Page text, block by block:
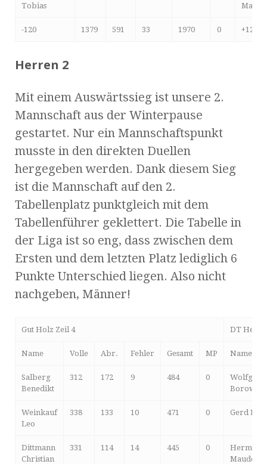
Tobias
-120 1379 591 33 1970 0 +120
Herren 2
Mit einem Auswärtssieg ist unsere 2.
Mannschaft aus der Winterpause
gestartet. Nur ein Mannschaftspunkt
musste in den direkten Duellen
hergegeben werden. Dank diesem Sieg
ist die Mannschaft auf den 2.
Tabellenplatz punktgleich mit dem
Tabellenführer geklettert. Die Tabelle in
der Liga ist so eng, dass zwischen dem
Ersten und dem letzten Platz lediglich 6
Punkte Unterschied liegen. Also nicht
nachgeben, Männer!
Gut Holz Zeil 4 DT
Name Volle Abr. Fehler Gesamt MP Name
Salberg
Benedikt
312 172 9 484 0
Wolfgang
Borowski
Weinkauf
Leo
338 133 10 471 0 Gerd
Dittmann
Christian
331 114 14 445 0
Hermann
Mauder